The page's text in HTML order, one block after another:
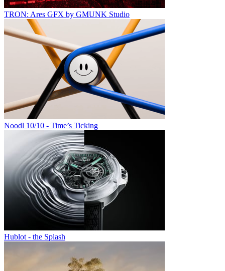
TRON: Ares GFX by GMUNK Studio
Noodl 10/10 - Time’s Ticking
Hublot - the Splash